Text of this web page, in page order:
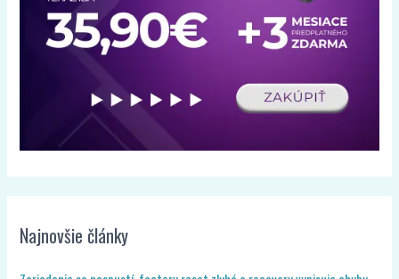
Najnovšie články